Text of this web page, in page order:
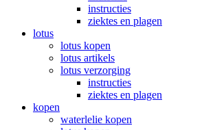
instructies
ziektes en plagen
lotus
lotus kopen
lotus artikels
lotus verzorging
instructies
ziektes en plagen
kopen
waterlelie kopen